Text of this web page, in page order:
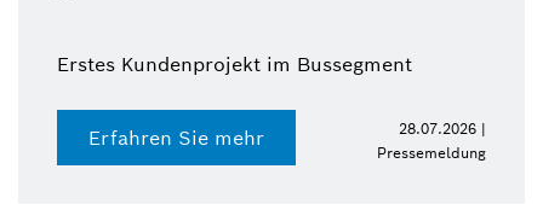
Erstes Kundenprojekt im Bussegment
Erfahren Sie mehr
28.07.2026 |
Pressemeldung